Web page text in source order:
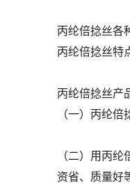
丙纶倍捻丝各
丙纶倍捻丝特
丙纶倍捻丝产
（一） 丙纶倍
（二）用 丙纶
资省、质量好